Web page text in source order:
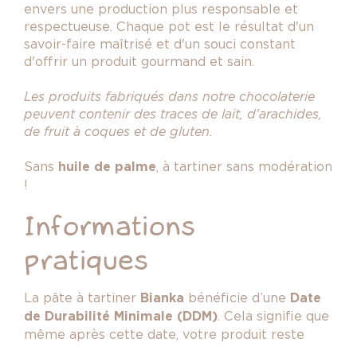
envers une production plus responsable et
respectueuse. Chaque pot est le résultat d'un
savoir-faire maîtrisé et d'un souci constant
d'offrir un produit gourmand et sain.
Les produits fabriqués dans notre chocolaterie
peuvent contenir des traces de lait, d'arachides,
de fruit à coques et de gluten.
Sans huile de palme, à tartiner sans modération
!
Informations
pratiques
La pâte à tartiner Bianka bénéficie d’une Date
de Durabilité Minimale (DDM). Cela signifie que
même après cette date, votre produit reste